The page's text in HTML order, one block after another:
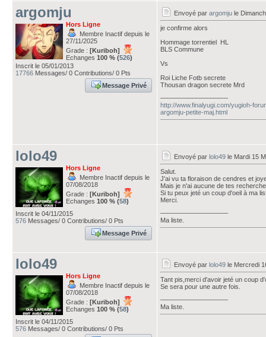
argomju
Hors Ligne
Membre Inactif depuis le
27/11/2025
Grade : [Kuriboh]
Echanges 100 % (526)
Inscrit le 05/01/2013
17766 Messages/ 0 Contributions/ 0 Pts
Message Privé
Envoyé par argomju le
je confirme alors
Hommage torrentiel HL
BLS Commune
Vs
Roi Liche Fotb secrete
Thousan dragon secrete Mrd
http://www.finalyugi.com/yugioh-
argomju-petite-maj.html
lolo49
Hors Ligne
Membre Inactif depuis le
07/08/2018
Grade : [Kuriboh]
Echanges 100 % (58)
Inscrit le 04/11/2015
576 Messages/ 0 Contributions/ 0 Pts
Message Privé
Envoyé par lolo49 le Mardi 15
Salut.
J'ai vu ta floraison de cendres et
Mais je n'ai aucune de tes
Si tu peux jeté un coup d'oeil à ma
Merci.
Ma liste.
lolo49
Hors Ligne
Membre Inactif depuis le
07/08/2018
Grade : [Kuriboh]
Echanges 100 % (58)
Inscrit le 04/11/2015
576 Messages/ 0 Contributions/ 0 Pts
Envoyé par lolo49 le Mercredi
Tant pis,merci d'avoir jeté un coup
Se sera pour une autre fois.
Ma liste.